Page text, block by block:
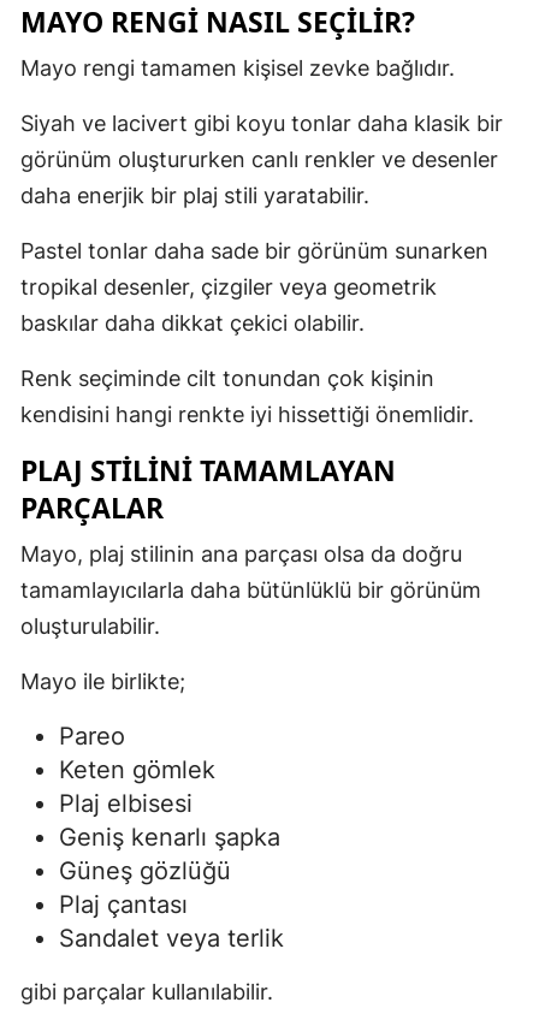
MAYO RENGI NASIL SEÇILIR?
Mayo rengi tamamen kişisel zevke bağlıdır.
Siyah ve lacivert gibi koyu tonlar daha klasik bir
görünüm oluştururken canlı renkler ve desenler
daha enerjik bir plaj stili yaratabilir.
Pastel tonlar daha sade bir görünüm sunarken
tropikal desenler, çizgiler veya geometrik
baskılar daha dikkat çekici olabilir.
Renk seçiminde cilt tonundan çok kişinin
kendisini hangi renkte iyi hissettiği önemlidir.
PLAJ STILINI TAMAMLAYAN
PARÇALAR
Mayo, plaj stilinin ana parçası olsa da doğru
tamamlayıcılarla daha bütünlüklü bir görünüm
oluşturulabilir.
Mayo ile birlikte;
Pareo
Keten gömlek
Plaj elbisesi
Geniş kenarlı şapka
Güneş gözlüğü
Plaj çantası
Sandalet veya terlik
gibi parçalar kullanılabilir.